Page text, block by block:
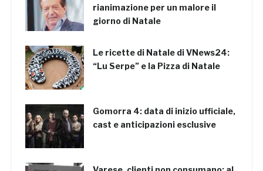
rianimazione per un malore il
giorno di Natale
Le ricette di Natale di VNews24:
“Lu Serpe” e la Pizza di Natale
Gomorra 4: data di inizio ufficiale,
cast e anticipazioni esclusive